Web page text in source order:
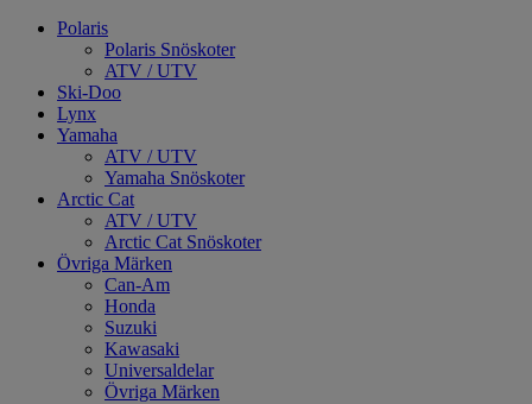
Polaris
Polaris Snöskoter
ATV / UTV
Ski-Doo
Lynx
Yamaha
ATV / UTV
Yamaha Snöskoter
Arctic Cat
ATV / UTV
Arctic Cat Snöskoter
Övriga Märken
Can-Am
Honda
Suzuki
Kawasaki
Universaldelar
Övriga Märken